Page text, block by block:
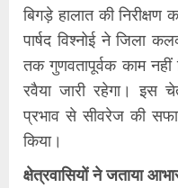
बिगड़े हालात की निरीक्षण
पार्षद विश्नोई ने जिला
तक गुणवतापूर्वक काम
रवैया जारी रहेगा। इस
प्रभाव से सीवरेज की
किया।
क्षेत्रवासियों ने जताया